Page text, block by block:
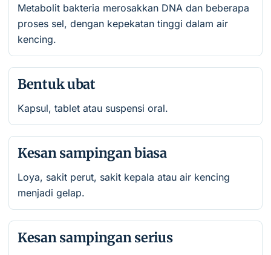
Metabolit bakteria merosakkan DNA dan beberapa
proses sel, dengan kepekatan tinggi dalam air
kencing.
Bentuk ubat
Kapsul, tablet atau suspensi oral.
Kesan sampingan biasa
Loya, sakit perut, sakit kepala atau air kencing
menjadi gelap.
Kesan sampingan serius